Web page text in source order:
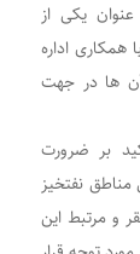
یکی از
اداره
ها در جهت
بر ضرورت
نفتخیز
و مرتبط این